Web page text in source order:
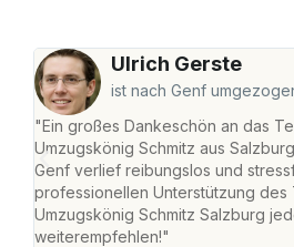
Ulrich Gerste
ist nach Genf
"Ein großes Dankeschön an das
Umzugskönig Schmitz aus
Genf verlief reibungslos und
professionellen Unterstützung des
Umzugskönig Schmitz Salzburg
weiterempfehlen!"